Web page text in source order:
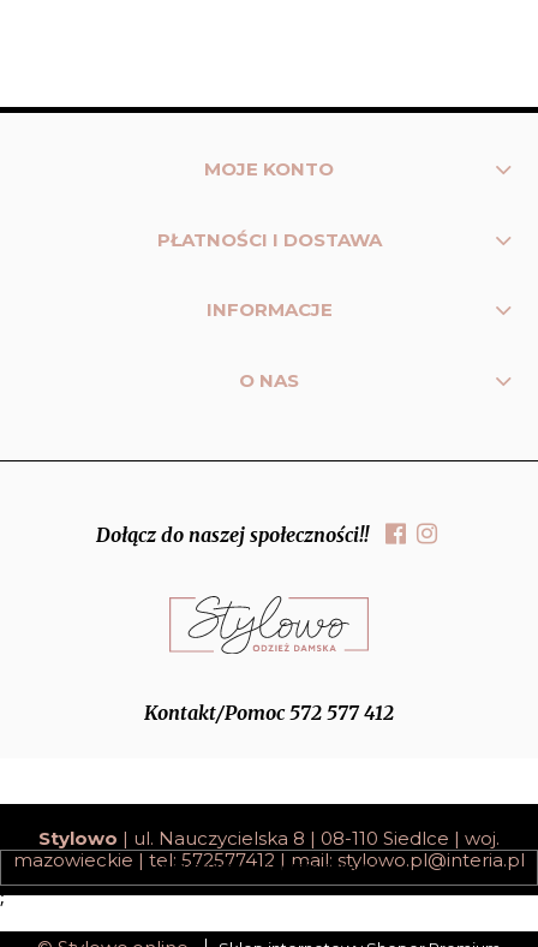
MOJE KONTO
PŁATNOŚCI I DOSTAWA
INFORMACJE
O NAS
Dołącz do naszej społeczności!!
Kontakt/Pomoc 572 577 412
Stylowo | ul. Nauczycielska 8 | 08-110 Siedlce | woj.
mazowieckie | tel: 572577412 | mail: stylowo.pl@interia.pl
pokaż pełną wersję strony
;